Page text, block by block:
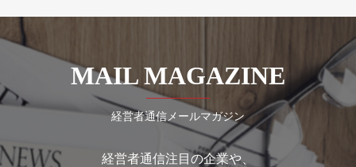
MAIL MAGAZINE
経営者通信メールマガジン
経営者通信注目の企業や、